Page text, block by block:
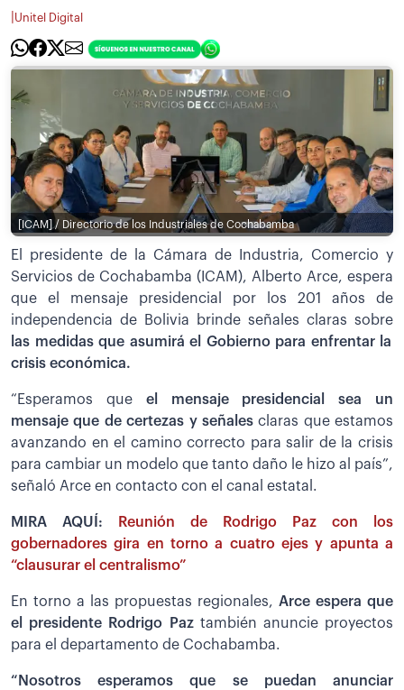
Unitel Digital
[ICAM] / Directorio de los Industriales de Cochabamba
El presidente de la Cámara de Industria, Comercio y
Servicios de Cochabamba (ICAM), Alberto Arce, espera
que el mensaje presidencial por los 201 años de
independencia de Bolivia brinde señales claras sobre
las medidas que asumirá el Gobierno para enfrentar la
crisis económica.
“Esperamos queel mensaje presidencial sea un
mensaje que de certezas y señalesclaras que estamos
avanzando en el camino correcto para salir de la crisis
para cambiar un modelo que tanto daño le hizo al país”,
señaló Arce en contacto con el canal estatal.
MIRA AQUÍ:
Reunión de Rodrigo Paz con los
gobernadores gira en torno a cuatro ejes y apunta a
“clausurar el centralismo”
En torno a las propuestas regionales, Arce espera que
el presidente Rodrigo Paz también anuncie proyectos
para el departamento de Cochabamba.
“Nosotros esperamos que se puedan anunciar